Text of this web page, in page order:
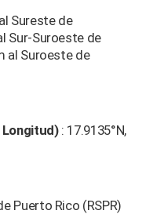
Sureste de
Sur-Suroeste de
al Suroeste de
: 17.9135°N,
Puerto Rico (RSPR)